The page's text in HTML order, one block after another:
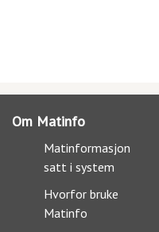
Om Matinfo
Matinformasjon
satt i system
Hvorfor bruke
Matinfo